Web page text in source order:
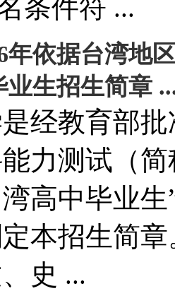
条件符 ...
年依据台湾地
业生招生简章
经教育部
力测试（
高中毕业
本招生简
史 ...